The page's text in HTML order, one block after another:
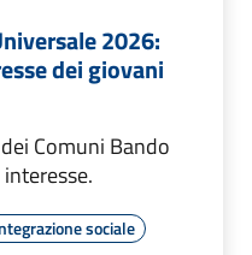
2026:
dei giovani
Comuni Bando
sociale